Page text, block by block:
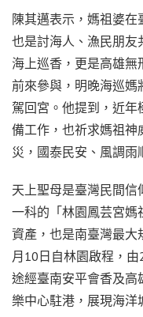
陳其邁表示，媽祖婆在
也是討海人、漁民朋友
海上巡香，更是高雄
前來參與，明晚海巡媽
駕回宮。他提到，近
備工作，也祈求媽祖神
災，國泰民安、風調雨
天上聖母是臺灣民間
一科的「林園鳳芸宮媽
資產，也是南臺灣最
月10日自林園啟程，
途經臺南安平會香及高
樂中心駐港，展現海洋